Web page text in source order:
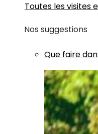
Toutes les visites
Nos suggestions
Que faire